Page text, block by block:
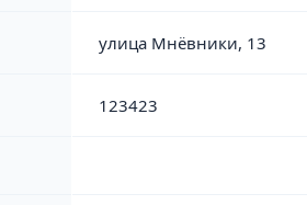
улица Мнёвники, 13
123423